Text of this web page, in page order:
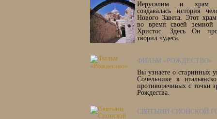
Иерусалим и храм
создавалась история
Нового Завета. Этот
во время своей
Христос. Здесь Он
творил чудеса.
ФИЛЬМ «РОЖДЕСТВО»
Вы узнаете о старинных
Сочельнике в
противоречивых с точки
Рождества.
СВЯТЫНИ СИОНСКОЙ